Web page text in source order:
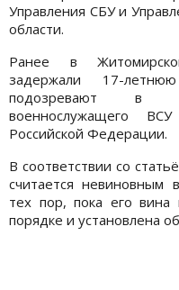
Управления СБУ и
области.
Ранее в
задержали 17-
подозревают в
военнослужащего
Российской Федерации.
В соответствии со
считается невиновным
тех пор, пока его
порядке и установлена